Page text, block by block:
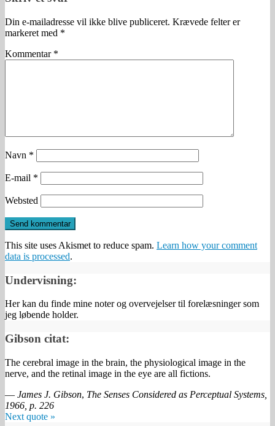
Din e-mailadresse vil ikke blive publiceret. Krævede felter er
markeret med *
Kommentar *
Navn *
E-mail *
Websted
This site uses Akismet to reduce spam. Learn how your comment
data is processed.
Undervisning:
Her kan du finde mine noter og overvejelser til forelæsninger som
jeg løbende holder.
Gibson citat:
The cerebral image in the brain, the physiological image in the
nerve, and the retinal image in the eye are all fictions.
— James J. Gibson, The Senses Considered as Perceptual Systems,
1966, p. 226
Next quote »